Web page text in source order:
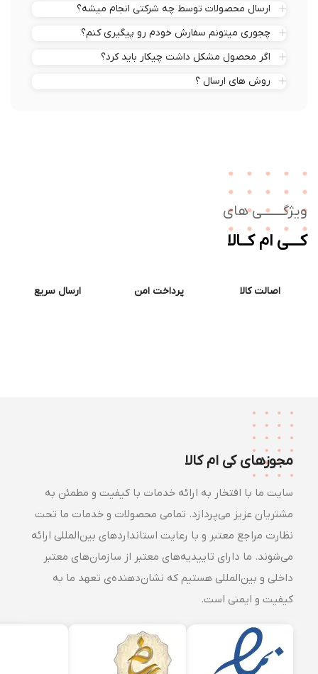
ارسال محصولات توسط چه شرکتی انجام میشه؟
چجوری میتونم سفارش خودم رو پیگیری کنم؟
اگر محصول مشکل داشت چیکار باید کرد؟
روش های ارسال ؟
های
ام کــالا
اصالت کالا پرداخت امن ارسال سریع
مجوزهای کی ام کالا
سایت ما با افتخار به ارائه خدمات با کیفیت و مطمئن به
مشتریان عزیز می‌پردازد. تمامی محصولات و خدمات ما تحت
نظارت مراجع معتبر و با رعایت استانداردهای بین‌المللی ارائه
می‌شوند. ما دارای تاییدیه‌های معتبر از سازمان‌های معتبر
داخلی و بین‌المللی هستیم که نشان‌دهنده‌ی تعهد ما به
کیفیت و ایمنی است.